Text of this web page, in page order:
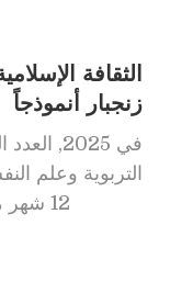
الثقافة
زنجبار أنموذجاً
في 2025
, العدد
التربوية وعلم
12 شهر مضى